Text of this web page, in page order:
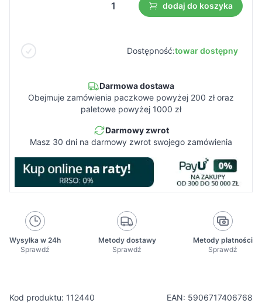
Kod produktu: 112440 EAN: 5906717406768
dodaj do koszyka
Dostępność:towar dostępny
Darmowa dostawa
Obejmuje zamówienia paczkowe powyżej 200 zł oraz
paletowe powyżej 1000 zł
Darmowy zwrot
Masz 30 dni na darmowy zwrot swojego zamówienia
Wysyłka w 24h
Sprawdź
Metody dostawy
Sprawdź
Metody płatności
Sprawdź